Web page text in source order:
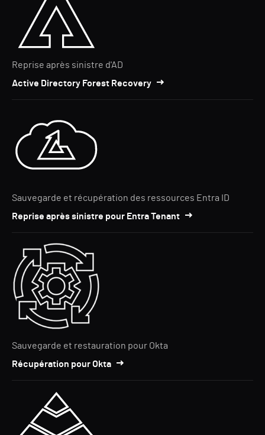
Reprise après sinistre d'AD
Active Directory Forest Recovery
Sauvegarde et récupération des ressources Entra ID
Reprise après sinistre pour Entra Tenant
Sauvegarde et restauration pour Okta
Récupération pour Okta